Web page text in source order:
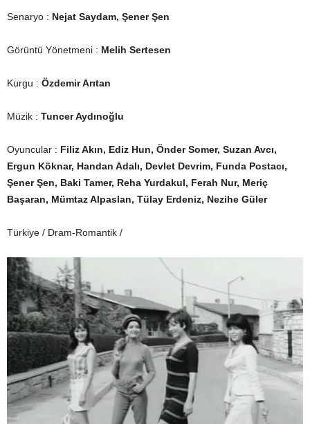
Senaryo : Nejat Saydam, Şener Şen
Görüntü Yönetmeni : Melih Sertesen
Kurgu : Özdemir Arıtan
Müzik : Tuncer Aydınoğlu
Oyuncular : Filiz Akın, Ediz Hun, Önder Somer, Suzan Avcı,
Ergun Köknar, Handan Adalı, Devlet Devrim, Funda Postacı,
Şener Şen, Baki Tamer, Reha Yurdakul, Ferah Nur, Meriç
Başaran, Mümtaz Alpaslan, Tülay Erdeniz, Nezihe Güler
Türkiye / Dram-Romantik /